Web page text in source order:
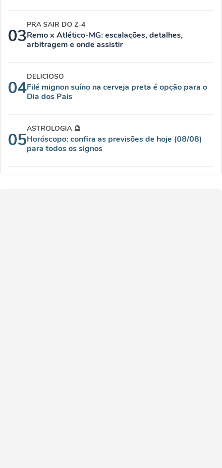
03
PRA SAIR DO Z-4
Remo x Atlético-MG: escalações, detalhes,
arbitragem e onde assistir
04
DELICIOSO
Filé mignon suíno na cerveja preta é opção para o
Dia dos Pais
05
ASTROLOGIA 🔮
Horóscopo: confira as previsões de hoje (08/08)
para todos os signos